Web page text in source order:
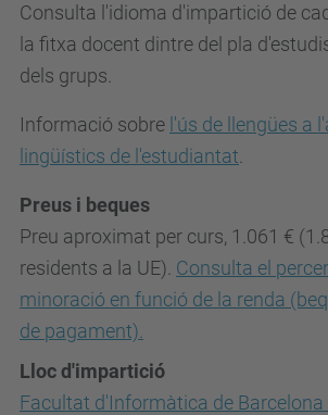
Consulta l'idioma d'impartició de
la fitxa docent dintre del pla
dels grups.
Informació sobre l'ús de llengües a
lingüístics de l'estudiantat
Preus i beques
Preu aproximat per curs, 1.061 €
residents a la UE). Consulta el
minoració en funció de la renda
de pagament).
Lloc d'impartició
Facultat d'Informàtica de Barcelona